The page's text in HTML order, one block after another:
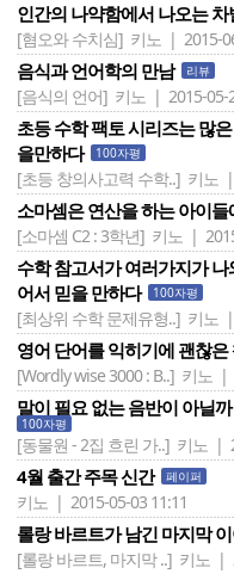
인간의 나약함에서 나오는
[혐오와 수치심] 키노 | 2015-
음식과 언어학의 만남 리뷰
[음식의 언어] 키노 | 2015-05-
초등 수학 팩토 시리즈는 많
을만하다
100자평
[초등 창의사고력 수학..] 키노 |
소마셈은 연산을 하는 아이
[소마셈 C2 : 3학년] 키노 |
수학 참고서가 여러가지가
어서 믿을 만하다
100자평
[최상위 수학 문제유형..] 키노 |
영어 단어를 익히기에 괜찮
[Wordly wise 3000 : B..] 키노 |
말이 필요 없는 음반이 아닐
100자평
[동물원 - 2집 흐린 가..] 키노 |
4월 출간 주목 신간 페이퍼
키노 | 2015-05-03 11:11
롤랑 바르트가 남긴 마지막
[롤랑 바르트, 마지막 ..] 키노 |